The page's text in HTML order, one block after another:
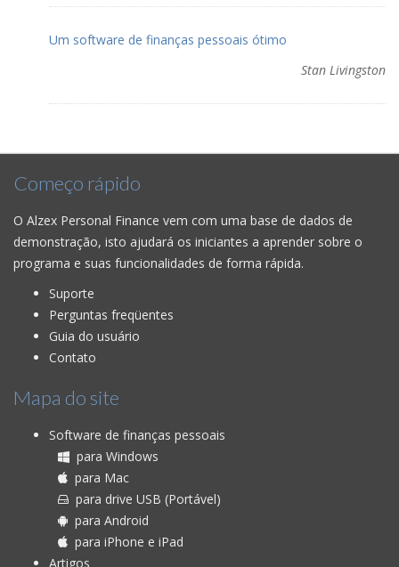
Um software de finanças pessoais ótimo
Stan Livingston
Começo rápido
O Alzex Personal Finance vem com uma base de dados de
demonstração, isto ajudará os iniciantes a aprender sobre o
programa e suas funcionalidades de forma rápida.
Suporte
Perguntas freqüentes
Guia do usuário
Contato
Mapa do site
Software de finanças pessoais
para Windows
para Mac
para drive USB (Portável)
para Android
para iPhone e iPad
Artigos